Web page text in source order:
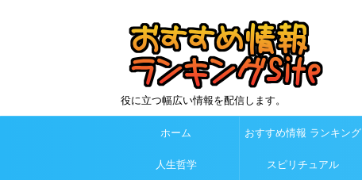
役に立つ幅広い情報を配信します。
ホーム おすすめ情報 ランキング
Site カテゴリ欄
人生哲学 スピリチュアル